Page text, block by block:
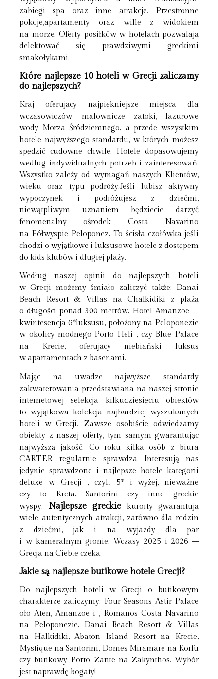
zabiegi spa oraz inne atrakcje. Przestronne
pokoje,apartamenty oraz wille z widokiem
na morze. Oferty posiłków w hotelach pozwalają
delektować się prawdziwymi greckimi
smakołykami.
Które najlepsze 10 hoteli w Grecji zaliczamy
do najlepszych?
Kraj oferujący najpiękniejsze miejsca dla
wczasowiczów, malownicze zatoki, lazurowe
wody Morza Śródziemnego, a przede wszystkim
hotele najwyższego standardu, w których możesz
spędzić cudowne chwile. Hotele dopasowujemy
według indywidualnych potrzeb i zainteresowań.
Wszystko zależy od wymagań naszych Klientów,
wieku oraz typu podróży.Jeśli lubisz aktywny
wypoczynek i podróżujesz z dziećmi,
niewątpliwym uznaniem będziecie darzyć
fenomenalny ośrodek Costa Navarino
na Półwyspie Peloponez. To ścisła czołówka jeśli
chodzi o wyjątkowe i luksusowe hotele z dostępem
do kids klubów i długiej plaży.
Według naszej opinii do najlepszych hoteli
w Grecji możemy śmiało zaliczyć także: Danai
Beach Resort & Villas na Chalkidiki z plażą
o długości ponad 300 metrów, Hotel Amanzoe –
kwintesencja 6*luksusu, położony na Peloponezie
w okolicy modnego Porto Heli , czy Blue Palace
na Krecie, oferujący niebiański luksus
w apartamentach z basenami.
Mając na uwadze najwyższe standardy
zakwaterowania przedstawiana na naszej stronie
internetowej selekcja kilkudziesięciu obiektów
to wyjątkowa kolekcja najbardziej wyszukanych
hoteli w Grecji. Zawsze osobiście odwiedzamy
obiekty z naszej oferty, tym samym gwarantując
najwyższą jakość. Co roku kilka osób z biura
CARTER regularnie sprawdza Interesują nas
jedynie sprawdzone i najlepsze hotele kategorii
deluxe w Grecji , czyli 5* i wyżej, nieważne
czy to Kreta, Santorini czy inne greckie
wyspy. Najlepsze greckie kurorty gwarantują
wiele autentycznych atrakcji, zarówno dla rodzin
z dziećmi, jak i na wyjazdy dla par
i w kameralnym gronie. Wczasy 2025 i 2026 –
Grecja na Ciebie czeka.
Jakie są najlepsze butikowe hotele Grecji?
Do najlepszych hoteli w Grecji o butikowym
charakterze zaliczymy: Four Seasons Astir Palace
oło Aten, Amanzoe i , Romanos Costa Navarino
na Peloponezie, Danai Beach Resort & Villas
na Halkidiki, Abaton Island Resort na Krecie,
Mystique na Santorini, Domes Miramare na Korfu
czy butikowy Porto Zante na Zakynthos. Wybór
jest naprawdę bogaty!